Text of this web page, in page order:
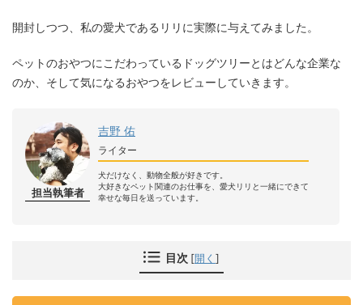
開封しつつ、私の愛犬であるリリに実際に与えてみました。
ペットのおやつにこだわっているドッグツリーとはどんな企業な
のか、そして気になるおやつをレビューしていきます。
担当執筆者
吉野 佑
ライター
犬だけなく、動物全般が好きです。
大好きなペット関連のお仕事を、愛犬リリと一緒にできて
幸せな毎日を送っています。
目次 [開く ]